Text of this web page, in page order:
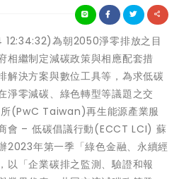
為朝2050淨零排放之目
相繼制定減碳政策與相應配套措
解決方案與數位工具等，為求低碳
淨零減碳、綠色轉型等議題之交
(PwC Taiwan)再生能源產業服
會 – 低碳倡議行動(ECCT LCI) 蘇
2023年第一季「綠色金融、永續經
以「企業碳排之監測、驗證和報